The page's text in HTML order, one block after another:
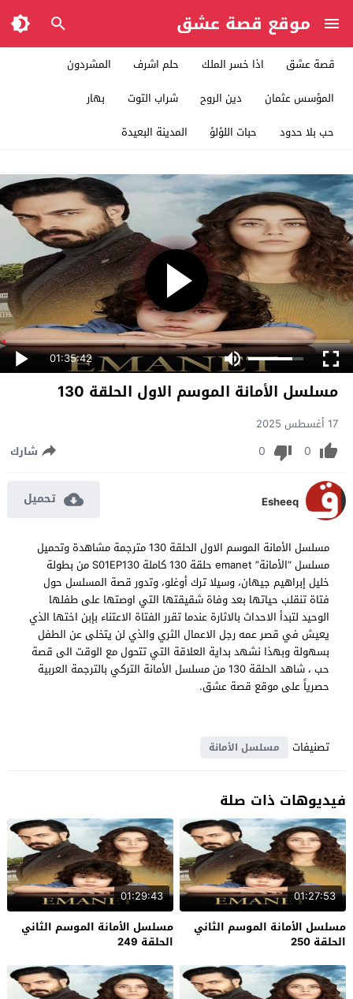
موقع قصة عشق
قصة عشق اذا خسر الملك حلم اشرف
المشردون
المؤسس عثمان
دين الروح شراب التوت
بهار
حب بلا حدود
حبات اللؤلؤ المدينة البعيدة
01:35:42
مسلسل الأمانة الموسم الاول الحلقة 130
17 أغسطس 2025
0
0 شارك
Esheeq تحميل
مسلسل الأمانة الموسم الاول الحلقة 130 مترجمة مشاهدة وتحميل
مسلسل “الأمانة” emanet حلقة 130 كاملة S01EP130 من بطولة
خليل إبراهيم جيهان، وسيلا ترك أوغلو، وتدور قصة المسلسل حول
فتاة تنقلب حياتها بعد وفاة شقيقتها التي اوصتها على طفلها
الوحيد لتبدأ الاحداث بالاثارة عندما تقرر الفتاة الاعتناء بإبن اختها الذي
يعيش في قصر عمه رجل الاعمال الثري والذي لن يتخلى عن الطفل
بسهولة وبهذا نشهد بداية العلاقة التي تتحول مع الوقت الى قصة
حب ، شاهد الحلقة 130 من مسلسل الأمانة التركي بالترجمة العربية
حصرياً على موقع قصة عشق.
تصنيفات مسلسل الأمانة
فيديوهات ذات صلة
01:27:53
مسلسل الأمانة الموسم الثاني
الحلقة 250
01:29:43
مسلسل الأمانة الموسم الثاني
الحلقة 249